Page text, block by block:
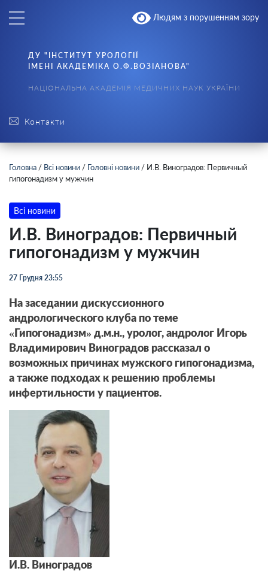
Людям з порушенням зору
Контакти
ДУ "ІНСТИТУТ УРОЛОГІЇ
ІМЕНІ АКАДЕМІКА О.Ф.ВОЗІАНОВА"
НАЦІОНАЛЬНА АКАДЕМІЯ МЕДИЧНИХ НАУК УКРАЇНИ
Головна / Всі новини / Головні новини / И.В. Виноградов: Первичный
гипогонадизм у мужчин
Всі новини
И.В. Виноградов: Первичный
гипогонадизм у мужчин
27 Грудня 23:55
На заседании дискуссионного
андрологического клуба по теме
«Гипогонадизм» д.м.н., уролог, андролог Игорь
Владимирович Виноградов рассказал о
возможных причинах мужского гипогонадизма,
а также подходах к решению проблемы
инфертильности у пациентов.
И.В. Виноградов